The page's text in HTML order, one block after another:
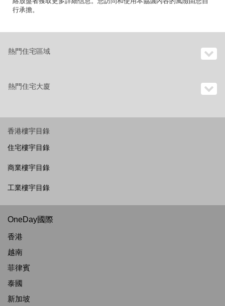
行承擔。
熱門住宅區域
熱門住宅大廈
香港樓宇目錄
住宅樓宇目錄
商業樓宇目錄
工業樓宇目錄
OneDay國際
香港
越南
菲律賓
泰國
新加坡